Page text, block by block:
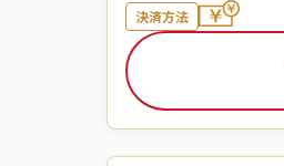
決済方法